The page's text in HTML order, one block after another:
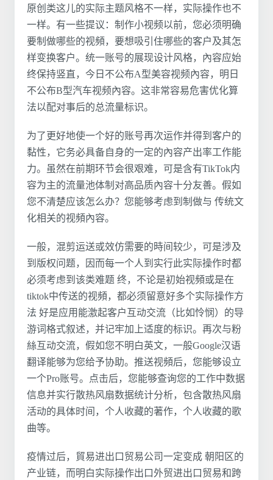
原创类这儿的实际主题风格不一样，实际操作也不
一样。有一些提议：制作小视频以前，您必须明确
要制做哪些的视頻，要想吸引住哪些的客户及其怎
样变换客户。统一账号的展现设计风格，內容应始
终保持竖直，今日不公布A型美容视频內容，明日
不公布B型汽车视频內容。这非常容易危害优化算
法以配对事后的总流量标识。
为了更好地使一个好的账号再次运作并得到客户的
黏性，它务必具备自身的一定的內容产出率工作能
力。虽然在前期环节会很艰难，可是含有TikTok内
容为主的流量池体制对高品质內容十分友善。假如
您不清楚应该怎么办？您能够考虑到制做与 传统文
化相关的视頻內容。
一般，混剪运送或效仿需要的時间较少，可是涉及
到版权问题，因而每一个人到实行此实际操作时都
必须考虑到该类难题 终，不论是初始视頻或是在
tiktok中传送的视頻，都必须留意好多个实际操作方
法 好是应用能激起客户互动交流（比如怜悯）的导
游词格式叙述，并记牢加上适度的标识。再次与粉
絲互动交流，假如您不明白英文，一般Google汉语
翻译能够为您给予协助。推送视頻后，您能够设立
一个Pro账号。点击后，您能够查询您的工作中数据
信息并实行散热风扇数据统计分析，包含散热风扇
活动的具体时间，个人收藏的著作，个人收藏的歌
曲等。
疫情过后，貿易进出口贸易公司一定变成 朝阳区的
产业链，而明白实际操作出口外贸进出口贸易和跨